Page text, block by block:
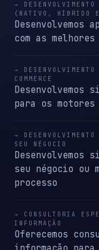
→
(NATIVO, HÍBRIDO E
Desenvolvemos
com as
→
COMMERCE
Desenvolvemos
para os motores
→
SEU NÉGOCIO
Desenvolvemos
seu négocio ou
processo
→ CONSULTORIA
INFORMAÇÃO
Oferecemos